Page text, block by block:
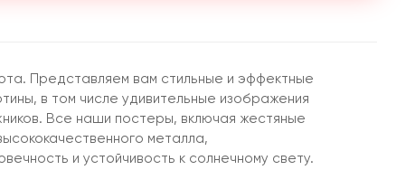
Представляем вам стильные и эффектные
в том числе удивительные изображения
Все наши постеры, включая жестяные
металла,
и устойчивость к солнечному свету.